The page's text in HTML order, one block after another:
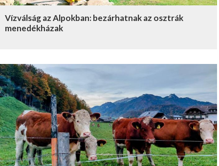
Vízválság az Alpokban: bezárhatnak az osztrák
menedékházak